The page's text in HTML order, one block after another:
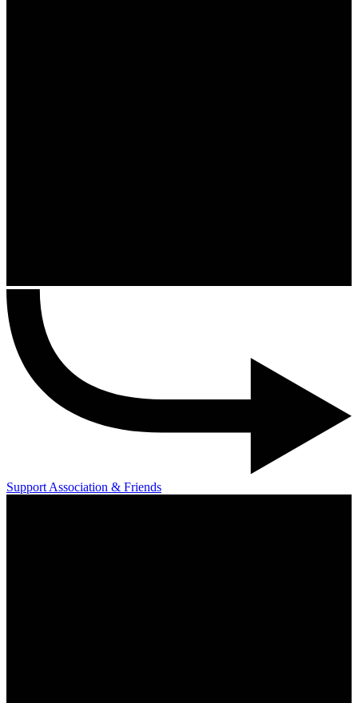
Support Association & Friends